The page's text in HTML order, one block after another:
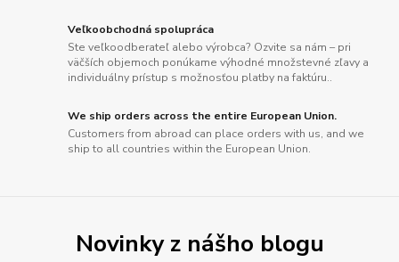
Veľkoobchodná spolupráca
Ste veľkoodberateľ alebo výrobca? Ozvite sa nám – pri
väčších objemoch ponúkame výhodné množstevné zľavy a
individuálny prístup s možnosťou platby na faktúru..
We ship orders across the entire European Union.
Customers from abroad can place orders with us, and we
ship to all countries within the European Union.
Novinky z nášho blogu